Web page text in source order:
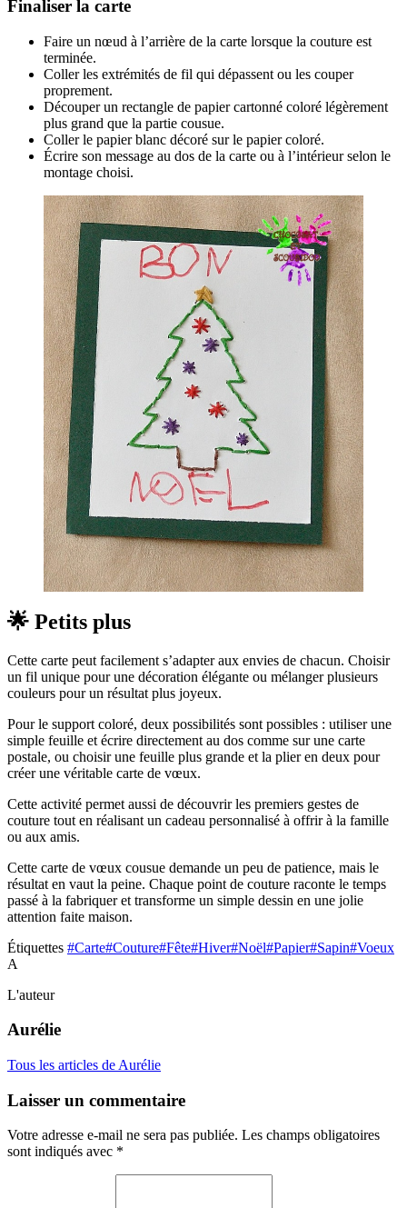
Finaliser la carte
Faire un nœud à l’arrière de la carte lorsque la couture est
terminée.
Coller les extrémités de fil qui dépassent ou les couper
proprement.
Découper un rectangle de papier cartonné coloré légèrement
plus grand que la partie cousue.
Coller le papier blanc décoré sur le papier coloré.
Écrire son message au dos de la carte ou à l’intérieur selon le
montage choisi.
🌟 Petits plus
Cette carte peut facilement s’adapter aux envies de chacun. Choisir
un fil unique pour une décoration élégante ou mélanger plusieurs
couleurs pour un résultat plus joyeux.
Pour le support coloré, deux possibilités sont possibles : utiliser une
simple feuille et écrire directement au dos comme sur une carte
postale, ou choisir une feuille plus grande et la plier en deux pour
créer une véritable carte de vœux.
Cette activité permet aussi de découvrir les premiers gestes de
couture tout en réalisant un cadeau personnalisé à offrir à la famille
ou aux amis.
Cette carte de vœux cousue demande un peu de patience, mais le
résultat en vaut la peine. Chaque point de couture raconte le temps
passé à la fabriquer et transforme un simple dessin en une jolie
attention faite maison.
Étiquettes #Carte#Couture#Fête#Hiver#Noël#Papier#Sapin#Voeux
A
L'auteur
Aurélie
Tous les articles de Aurélie
Laisser un commentaire
Votre adresse e-mail ne sera pas publiée. Les champs obligatoires
sont indiqués avec *